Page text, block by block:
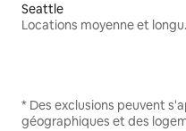
Seattle
* Des exclusions peuvent
géographiques et des